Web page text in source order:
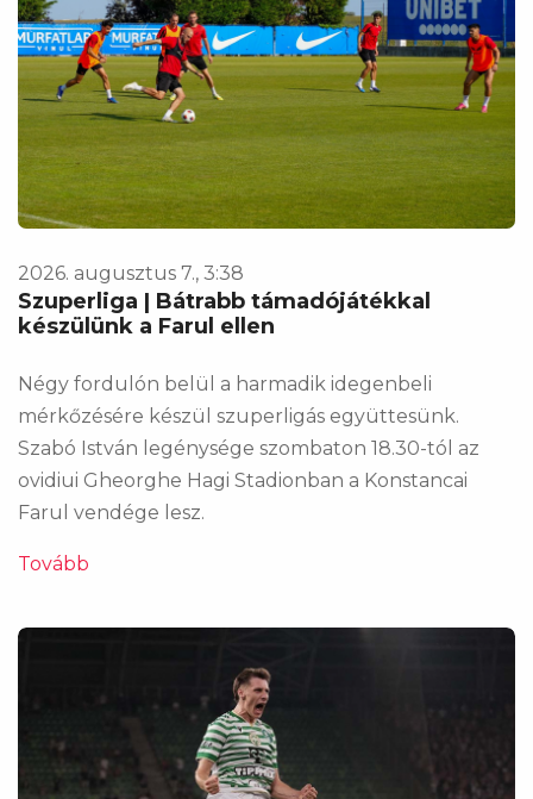
2026. augusztus 7., 3:38
Szuperliga | Bátrabb támadójátékkal
készülünk a Farul ellen
Négy fordulón belül a harmadik idegenbeli
mérkőzésére készül szuperligás együttesünk.
Szabó István legénysége szombaton 18.30-tól az
ovidiui Gheorghe Hagi Stadionban a Konstancai
Farul vendége lesz.
Tovább